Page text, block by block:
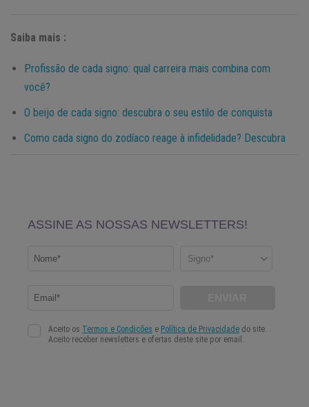
Saiba mais :
Profissão de cada signo: qual carreira mais combina com
você?
O beijo de cada signo: descubra o seu estilo de conquista
Como cada signo do zodíaco reage à infidelidade? Descubra